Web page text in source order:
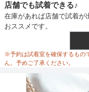
店舗でも試着できる♪
在庫があれば店舗で試着が
おススメです。
※予約は試着室を確保するもの
ん。予めご了承ください。